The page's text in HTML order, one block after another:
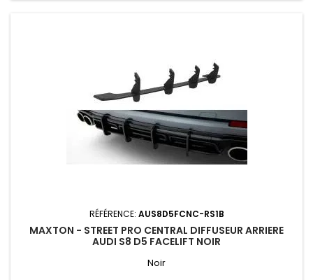
RÉFÉRENCE: AUS8D5FCNC-RS1B
MAXTON - STREET PRO CENTRAL DIFFUSEUR ARRIERE
AUDI S8 D5 FACELIFT NOIR
Noir